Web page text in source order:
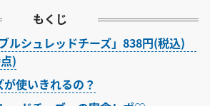
もくじ
ルシュレッドチーズ」838円(税込)
)
使いきれるの？